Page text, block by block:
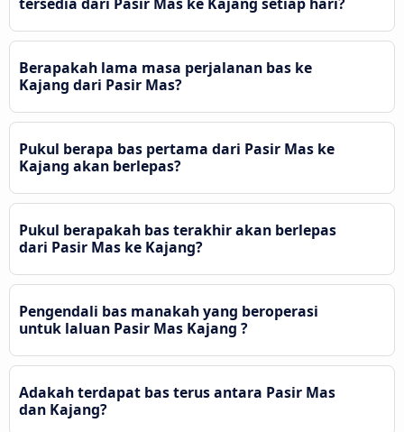
tersedia dari Pasir Mas ke Kajang setiap hari?
Berapakah lama masa perjalanan bas ke
Kajang dari Pasir Mas?
Pukul berapa bas pertama dari Pasir Mas ke
Kajang akan berlepas?
Pukul berapakah bas terakhir akan berlepas
dari Pasir Mas ke Kajang?
Pengendali bas manakah yang beroperasi
untuk laluan Pasir Mas Kajang ?
Adakah terdapat bas terus antara Pasir Mas
dan Kajang?